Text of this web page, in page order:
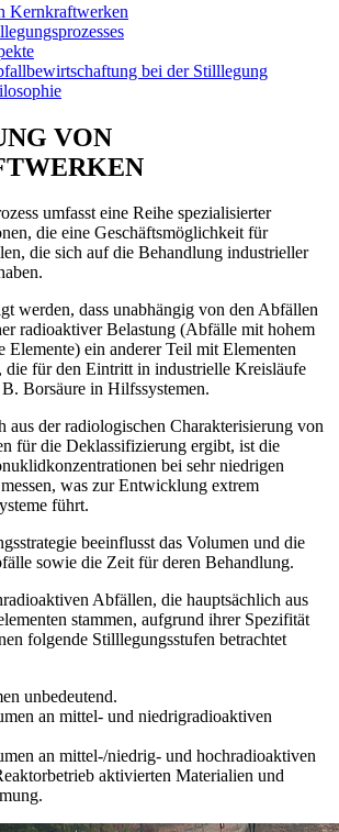
Kernkraftwerken
bei der Stilllegung
VON
umfasst eine Reihe spezialisierter
die eine Geschäftsmöglichkeit für
die sich auf die Behandlung industrieller
werden, dass unabhängig von den Abfällen
radioaktiver Belastung (Abfälle mit hohem
Elemente) ein anderer Teil mit Elementen
die für den Eintritt in industrielle Kreisläufe
Borsäure in Hilfssystemen.
aus der radiologischen Charakterisierung von
für die Deklassifizierung ergibt, ist die
bei sehr niedrigen
was zur Entwicklung extrem
führt.
beeinflusst das Volumen und die
sowie die Zeit für deren Behandlung.
Abfällen, die hauptsächlich aus
stammen, aufgrund ihrer Spezifität
folgende Stilllegungsstufen betrachtet
unbedeutend.
an mittel- und niedrigradioaktiven
an mittel-/niedrig- und hochradioaktiven
aktivierten Materialien und